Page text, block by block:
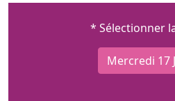
* Sélectionner
Mercredi 17